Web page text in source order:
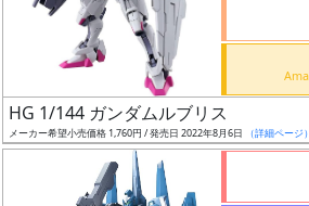
割
引
HG 1/144 ガンダムルブリス
メーカー希望小売価格 1,760円 / 発売日 2022年8月6日 （詳細ページ）